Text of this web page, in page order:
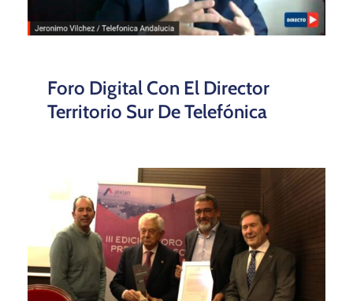
Foro Digital Con El Director
Territorio Sur De Telefónica